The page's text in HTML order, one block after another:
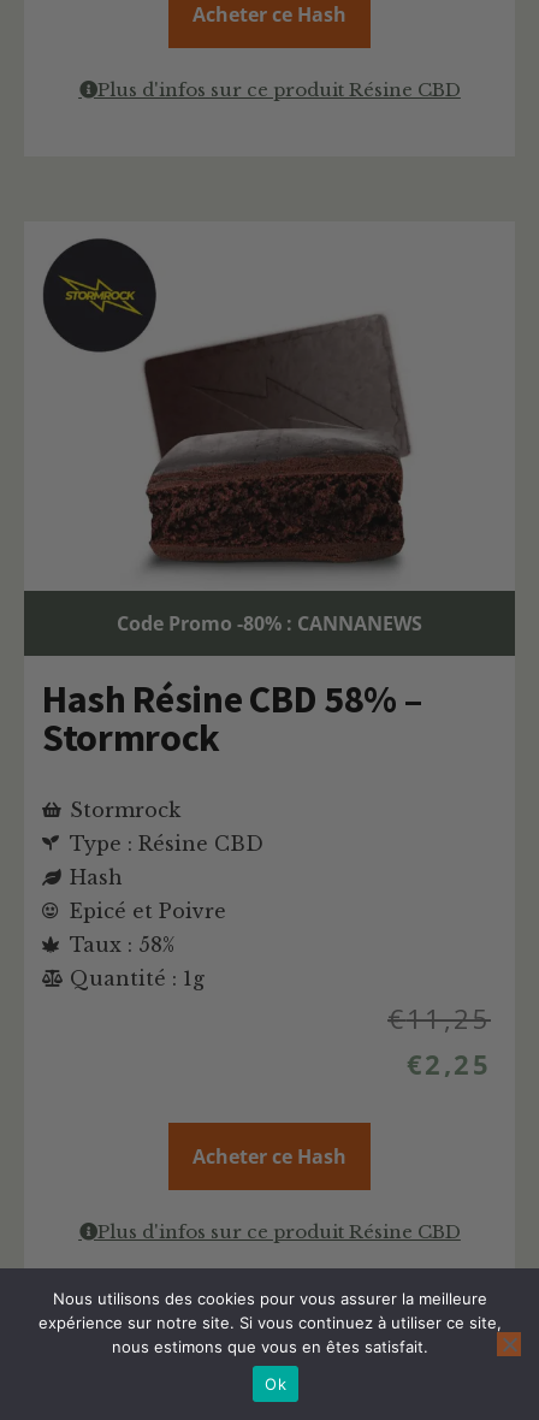
Acheter ce Hash
Plus d'infos sur ce produit Résine CBD
Code Promo -80% : CANNANEWS
Hash Résine CBD 58% –
Stormrock
Stormrock
Type : Résine CBD
Hash
Epicé et Poivre
Taux : 58%
Quantité : 1g
€11,25
€2,25
Acheter ce Hash
Plus d'infos sur ce produit Résine CBD
Nous utilisons des cookies pour vous assurer la meilleure
expérience sur notre site. Si vous continuez à utiliser ce site,
nous estimons que vous en êtes satisfait.
Ok